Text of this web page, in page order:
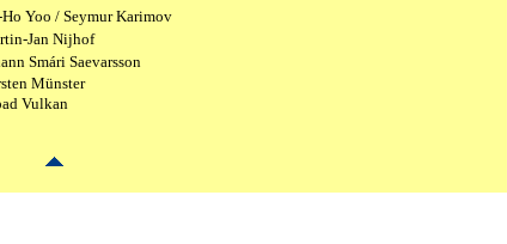
Yoo / Seymur Karimov
Jan Nijhof
Smári Saevarsson
Münster
Vulkan